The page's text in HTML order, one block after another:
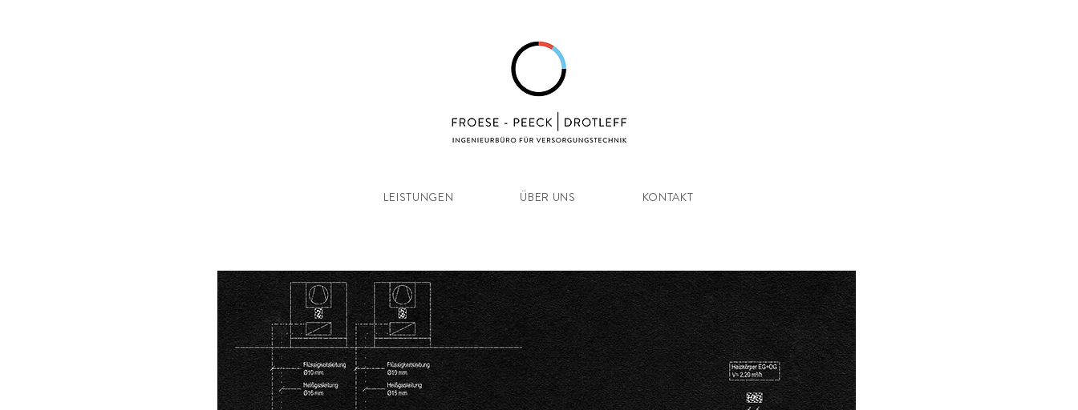
LEISTUNGEN ÜBER UNS KONTAKT